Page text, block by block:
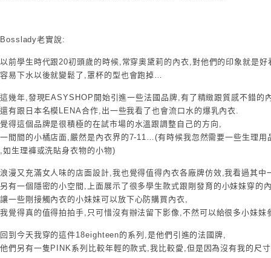
Bosslady老實說:
以前學生時代跟20初頭歲的時候,常穿奧黛莉的內衣,對他們的印象就是好
容易下水以後就變鬆了,罩杯的型也會跑掉…
這幾年,發現EASYSHOP開始引進一些法國品牌,有了精緻跟質感不錯的
還有跟日本名模LENA合作,出一些我看了也會流口水的爆乳內衣.
覺得這個品牌是很積極的在試市場的水溫跟調整自己的方向,
一間間的小橘店面,嚴然是內衣界的7-11…(有時候我忽然需要一些生理用
,如生理褲或洗貼身衣物的小物)
浪漫又充滿女人味的店面設計,我也覺得值得內衣各廠牌仿效,我看過其
另有一個隱密的小空間,上面展示了很多學生款式跟剛發育的小妹妹穿的
讓一些剛接觸內衣的小妹妹可以放下心防購買內衣,
我覺得真的值得拍拍手,只可惜沒有辦法留下影像,不然可以給很多小妹妹
回到今天我穿的這件18eighteen的系列,是他們引進的法國牌,
他們另有一隻PINK系列比較年輕的款式,我比較愛,但是因為沒有我的尺